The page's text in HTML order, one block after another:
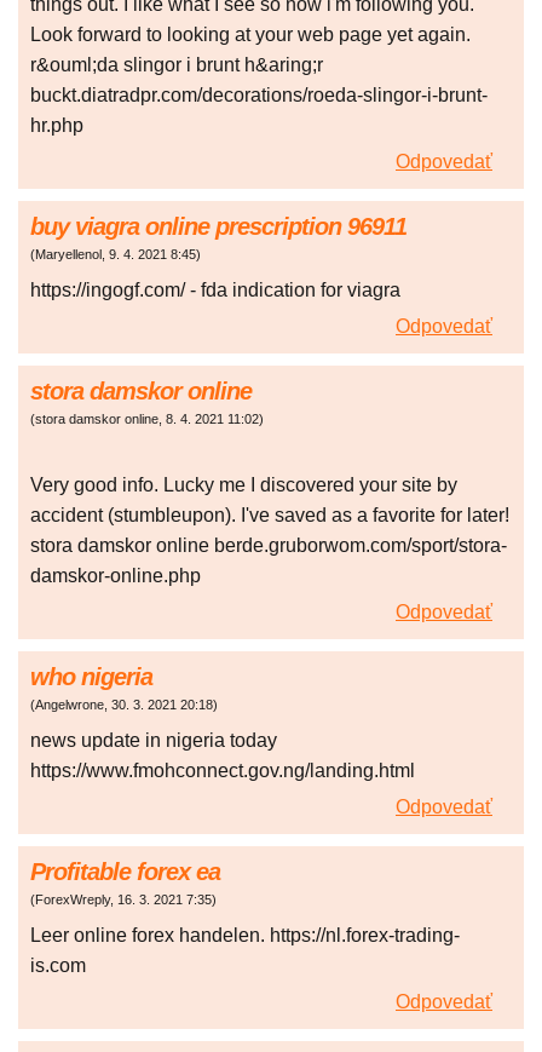
things out. I like what I see so now i'm following you.
Look forward to looking at your web page yet again.
r&ouml;da slingor i brunt h&aring;r
buckt.diatradpr.com/decorations/roeda-slingor-i-brunt-
hr.php
Odpovedať
buy viagra online prescription 96911
(Maryellenol , 9. 4. 2021 8:45)
https://ingogf.com/ - fda indication for viagra
Odpovedať
stora damskor online
(stora damskor online, 8. 4. 2021 11:02)
Very good info. Lucky me I discovered your site by
accident (stumbleupon). I've saved as a favorite for later!
stora damskor online berde.gruborwom.com/sport/stora-
damskor-online.php
Odpovedať
who nigeria
(Angelwrone, 30. 3. 2021 20:18)
news update in nigeria today
https://www.fmohconnect.gov.ng/landing.html
Odpovedať
Profitable forex ea
(ForexWreply, 16. 3. 2021 7:35)
Leer online forex handelen. https://nl.forex-trading-
is.com
Odpovedať